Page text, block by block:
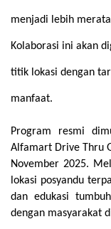
menjadi lebih
Kolaborasi ini akan
titik lokasi dengan
manfaat.
Program resmi
Alfamart Drive Thru
November 2025.
lokasi posyandu
dan edukasi
dengan masyarakat